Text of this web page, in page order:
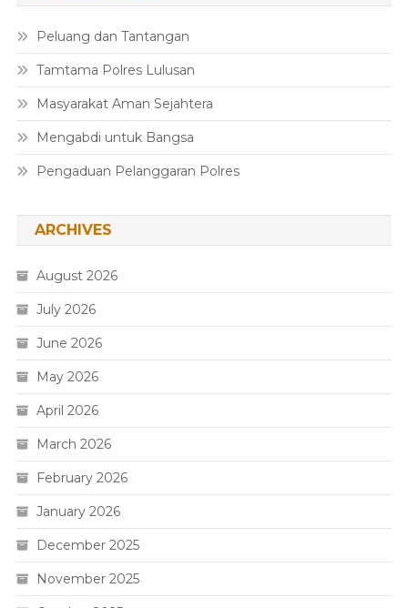
Peluang dan Tantangan
Tamtama Polres Lulusan
Masyarakat Aman Sejahtera
Mengabdi untuk Bangsa
Pengaduan Pelanggaran Polres
ARCHIVES
August 2026
July 2026
June 2026
May 2026
April 2026
March 2026
February 2026
January 2026
December 2025
November 2025